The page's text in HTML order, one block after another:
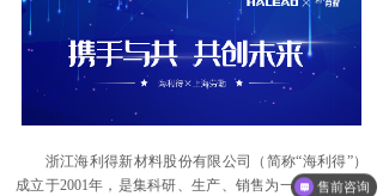
浙江海利得新材料股份有限公司（简称“海利得”）
成立于2001年，是集科研、生产、销售为一体的重点高
售前咨询